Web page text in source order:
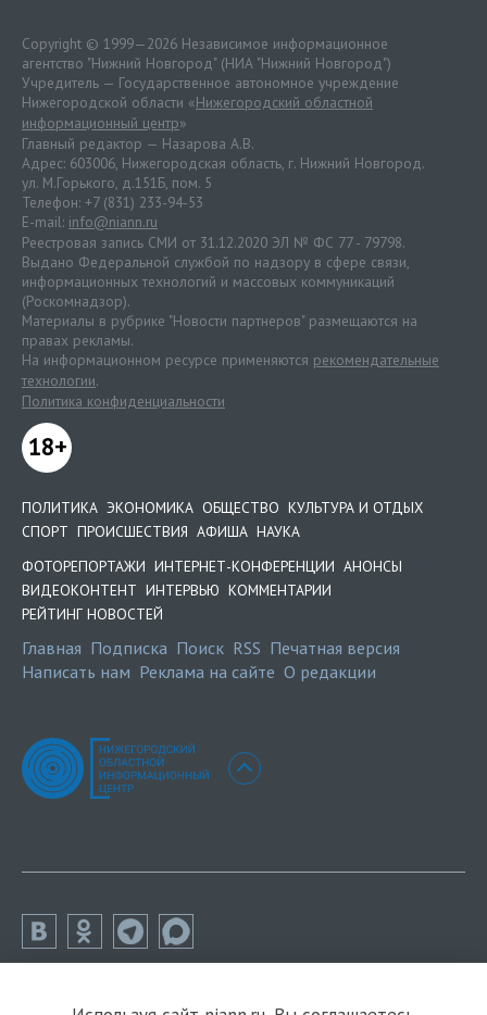
Copyright © 1999—2026 Независимое информационное
агентство "Нижний Новгород" (НИА "Нижний Новгород")
Учредитель — Государственное автономное учреждение
Нижегородской области «Нижегородский областной
информационный центр»
Главный редактор — Назарова А.В.
Адрес: 603006, Нижегородская область, г. Нижний Новгород.
ул. М.Горького, д.151Б, пом. 5
Телефон: +7 (831) 233-94-53
E-mail: info@niann.ru
Реестровая запись СМИ от 31.12.2020 ЭЛ № ФС 77 - 79798.
Выдано Федеральной службой по надзору в сфере связи,
информационных технологий и массовых коммуникаций
(Роскомнадзор).
Материалы в рубрике "Новости партнеров" размещаются на
правах рекламы.
На информационном ресурсе применяются рекомендательные
технологии.
Политика конфиденциальности
18+
ПОЛИТИКА ЭКОНОМИКА ОБЩЕСТВО КУЛЬТУРА И ОТДЫХ
СПОРТ ПРОИСШЕСТВИЯ АФИША НАУКА
ФОТОРЕПОРТАЖИ ИНТЕРНЕТ-КОНФЕРЕНЦИИ АНОНСЫ
ВИДЕОКОНТЕНТ ИНТЕРВЬЮ КОММЕНТАРИИ
РЕЙТИНГ НОВОСТЕЙ
Главная Подписка Поиск RSS Печатная версия
Написать нам Реклама на сайте О редакции